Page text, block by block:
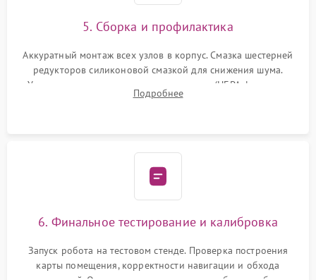
5. Сборка и профилактика
Аккуратный монтаж всех узлов в корпус. Смазка шестерней
редукторов силиконовой смазкой для снижения шума.
Установка новых расходных материалов (HEPA-фильтров,
микрофибры, щеток). Надежная фиксация разъемов и
Подробнее
6. Финальное тестирование и калибровка
Запуск робота на тестовом стенде. Проверка построения
карты помещения, корректности навигации и обхода